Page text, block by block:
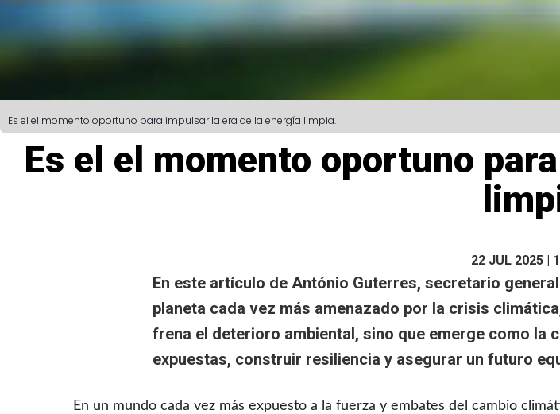
Es el el momento oportuno para impulsar la era de la energía limpia.
Es el el momento oportuno
22 JUL 2025 |
En este artículo de António Guterres, secretario
planeta cada vez más amenazado por la crisis
frena el deterioro ambiental, sino que emerge como la
expuestas, construir resiliencia y asegurar un futuro
En un mundo cada vez más expuesto a la fuerza y embates del cambio